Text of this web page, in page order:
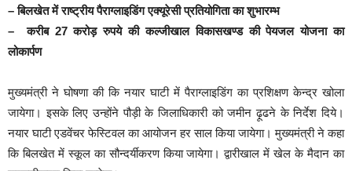
– बिलखेत में राष्ट्रीय पैराग्लाइडिंग एक्यूरेसी प्रतियोगिता का शुभारम्भ
– करीब 27 करोड़ रुपये की कल्जीखाल विकासखण्ड की पेयजल योजना का
लोकार्पण
मुख्यमंत्री ने घोषणा की कि नयार घाटी में पैराग्लाइडिंग का प्रशिक्षण केन्द्र खोला
जायेगा। इसके लिए उन्होंने पौड़ी के जिलाधिकारी को जमीन ढ़ूढने के निर्देश दिये।
नयार घाटी एडवेंचर फेस्टिवल का आयोजन हर साल किया जायेगा। मुख्यमंत्री ने कहा
कि बिलखेत में स्कूल का सौन्दर्यीकरण किया जायेगा। द्वारीखाल में खेल के मैदान का